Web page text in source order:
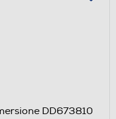
DD673810